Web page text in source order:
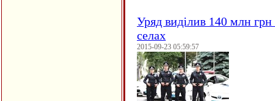
Уряд виділив 140 млн
селах
2015-09-23 05:59:57